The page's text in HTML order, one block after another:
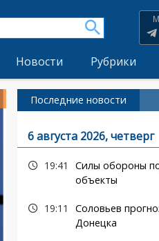
Новости Рубрики
Последние новости
6 августа 2026, четверг
19:41
Силы обороны
объекты
19:11
Соловьев
Донецка